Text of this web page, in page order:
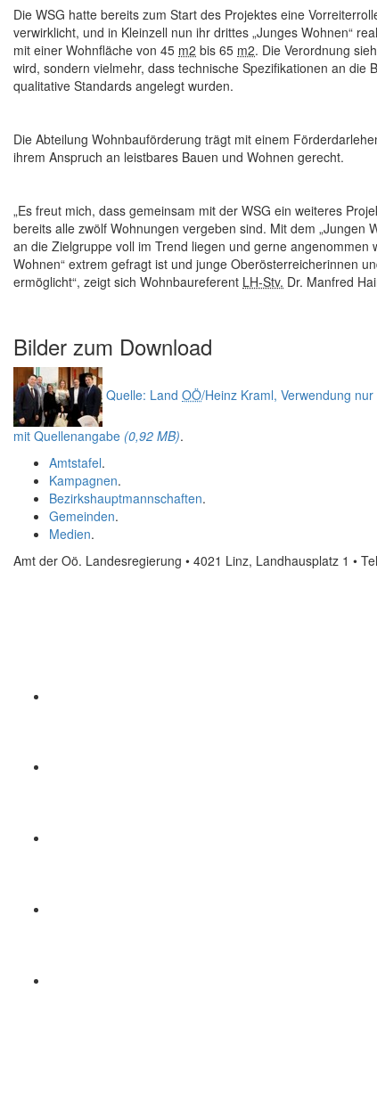
Die WSG hatte bereits zum Start des Projektes eine
verwirklicht, und in Kleinzell nun ihr drittes „Junges Wohnen“
mit einer Wohnfläche von 45 m2 bis 65 m2. Die Verordnung
wird, sondern vielmehr, dass technische Spezifikationen an
qualitative Standards angelegt wurden.
Die Abteilung Wohnbauförderung trägt mit einem
ihrem Anspruch an leistbares Bauen und Wohnen gerecht.
„Es freut mich, dass gemeinsam mit der WSG ein weiteres
bereits alle zwölf Wohnungen vergeben sind. Mit dem „Jungen
an die Zielgruppe voll im Trend liegen und gerne
Wohnen“ extrem gefragt ist und junge Oberösterreicherinnen
ermöglicht“, zeigt sich Wohnbaureferent LH-Stv. Dr. Manfred
Bilder zum Download
Quelle: Land OÖ/Heinz Kraml, Verwendung nur
mit Quellenangabe (0,92 MB).
Amtstafel.
Kampagnen.
Bezirkshauptmannschaften.
Gemeinden.
Medien.
Amt der Oö. Landesregierung • 4021 Linz, Landhausplatz 1 •